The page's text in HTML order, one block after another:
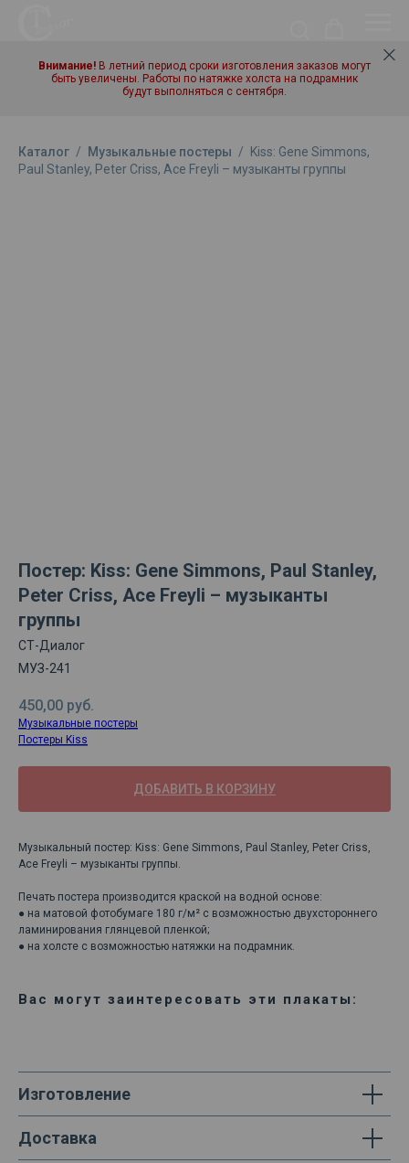
Внимание! В летний период сроки изготовления заказов могут
быть увеличены. Работы по натяжке холста на подрамник
будут выполняться с сентября.
Каталог / Музыкальные постеры /
Kiss: Gene Simmons,
Paul Stanley, Peter Criss, Ace Freyli – музыканты группы
Постер: Kiss: Gene Simmons, Paul Stanley,
Peter Criss, Ace Freyli – музыканты
группы
СТ-Диалог
МУЗ-241
450,00 руб.
Музыкальные постеры
Постеры Kiss
ДОБАВИТЬ В КОРЗИНУ
Музыкальный постер: Kiss: Gene Simmons, Paul Stanley, Peter Criss,
Ace Freyli – музыканты группы.
Печать постера производится краской на водной основе:
● на матовой фотобумаге 180 г/м² с возможностью двухстороннего
ламинирования глянцевой пленкой;
● на холсте с возможностью натяжки на подрамник.
Вас могут заинтересовать эти плакаты:
Изготовление
Доставка